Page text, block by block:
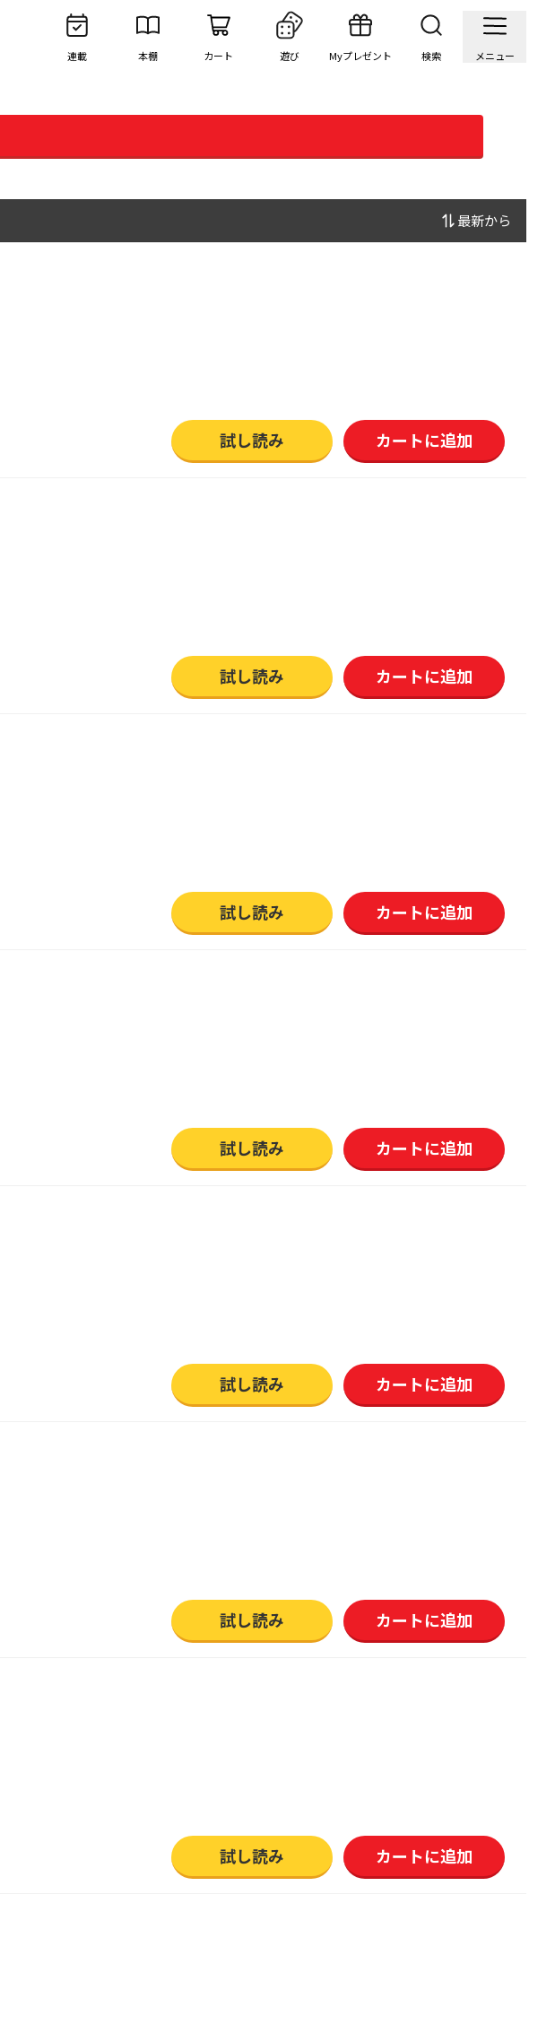
連載 本棚 カート 遊び Myプレゼント 検索 メニュー
最新から
試し読み カートに追加
試し読み カートに追加
試し読み カートに追加
試し読み カートに追加
試し読み カートに追加
試し読み カートに追加
試し読み カートに追加